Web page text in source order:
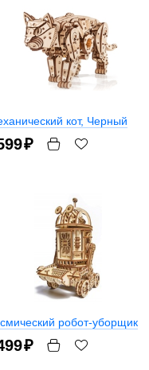
кот, Черный
₽
робот-уборщик
₽